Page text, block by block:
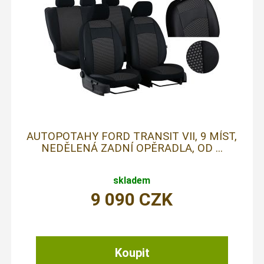
AUTOPOTAHY FORD TRANSIT VII, 9 MÍST,
NEDĚLENÁ ZADNÍ OPĚRADLA, OD ...
skladem
9 090 CZK